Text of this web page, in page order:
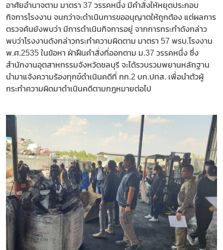
อาศัยอำนาจตาม มาตรา 37 วรรคหนึ่ง มีคำสั่งให้หยุดประกอบ
กิจการโรงงาน จนกว่าจะดำเนินการขออนุญาตให้ถูกต้อง แต่ผลการ
ตรวจค้นยังพบว่า มีการดำเนินกิจการอยู่ จากการกระทำดังกล่าว
พบว่าโรงงานดังกล่าวกระทำความผิดตาม มาตรา 57 พรบ.โรงงาน
พ.ศ.2535 ในข้อหา ฝ่าฝืนคำสั่งที่ออกตาม ม.37 วรรคหนึ่ง ซึ่ง
สำนักงานอุตสาหกรรมจังหวัดชลบุรี จะได้รวบรวมพยานหลักฐาน
นำมาแจ้งความร้องทุกข์ดำเนินคดีที่ กก.2 บก.ปทส. เพื่อนำตัวผู้
กระทำความผิดมาดำเนินคดีตามกฎหมายต่อไป